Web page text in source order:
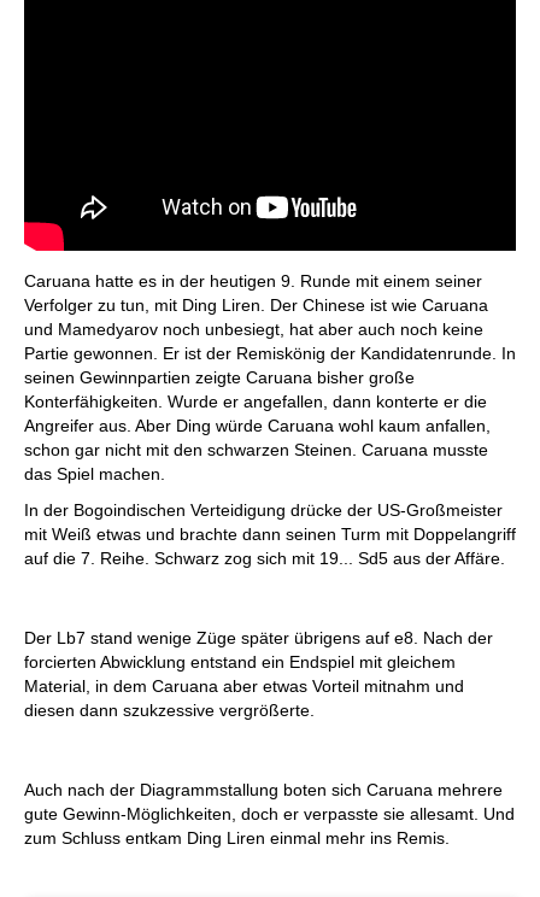
Caruana hatte es in der heutigen 9. Runde mit einem seiner
Verfolger zu tun, mit Ding Liren. Der Chinese ist wie Caruana
und Mamedyarov noch unbesiegt, hat aber auch noch keine
Partie gewonnen. Er ist der Remiskönig der Kandidatenrunde. In
seinen Gewinnpartien zeigte Caruana bisher große
Konterfähigkeiten. Wurde er angefallen, dann konterte er die
Angreifer aus. Aber Ding würde Caruana wohl kaum anfallen,
schon gar nicht mit den schwarzen Steinen. Caruana musste
das Spiel machen.
In der Bogoindischen Verteidigung drücke der US-Großmeister
mit Weiß etwas und brachte dann seinen Turm mit Doppelangriff
auf die 7. Reihe. Schwarz zog sich mit 19... Sd5 aus der Affäre.
Der Lb7 stand wenige Züge später übrigens auf e8. Nach der
forcierten Abwicklung entstand ein Endspiel mit gleichem
Material, in dem Caruana aber etwas Vorteil mitnahm und
diesen dann szukzessive vergrößerte.
Auch nach der Diagrammstallung boten sich Caruana mehrere
gute Gewinn-Möglichkeiten, doch er verpasste sie allesamt. Und
zum Schluss entkam Ding Liren einmal mehr ins Remis.